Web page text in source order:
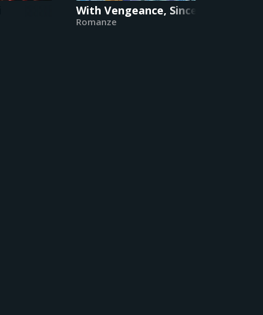
With Vengeance, Sincerely, Your
Romanze